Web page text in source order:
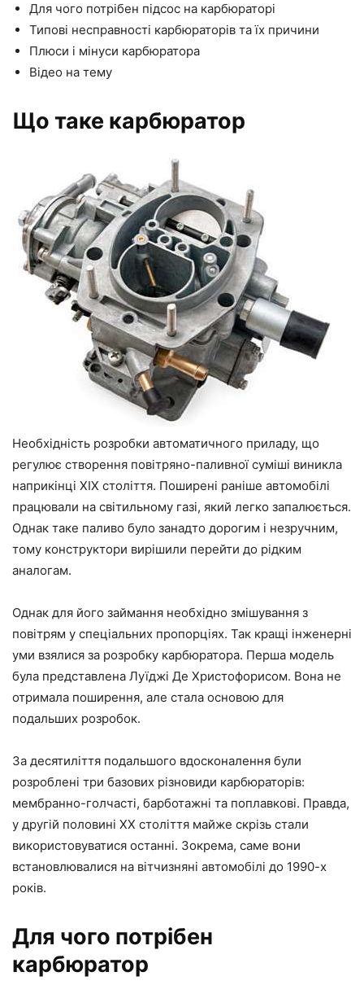
Для чого потрібен підсос на карбюраторі
Типові несправності карбюраторів та їх причини
Плюси і мінуси карбюратора
Відео на тему
Що таке карбюратор
Необхідність розробки автоматичного приладу, що
регулює створення повітряно-паливної суміші виникла
наприкінці XIX століття. Поширені раніше автомобілі
працювали на світильному газі, який легко запалюється.
Однак таке паливо було занадто дорогим і незручним,
тому конструктори вирішили перейти до рідким
аналогам.
Однак для його займання необхідно змішування з
повітрям у спеціальних пропорціях. Так кращі інженерні
уми взялися за розробку карбюратора. Перша модель
була представлена Луїджі Де Христофорисом. Вона не
отримала поширення, але стала основою для
подальших розробок.
За десятиліття подальшого вдосконалення були
розроблені три базових різновиди карбюраторів:
мембранно-голчасті, барботажні та поплавкові. Правда,
у другій половині XX століття майже скрізь стали
використовуватися останні. Зокрема, саме вони
встановлювалися на вітчизняні автомобілі до 1990-х
років.
Для чого потрібен
карбюратор